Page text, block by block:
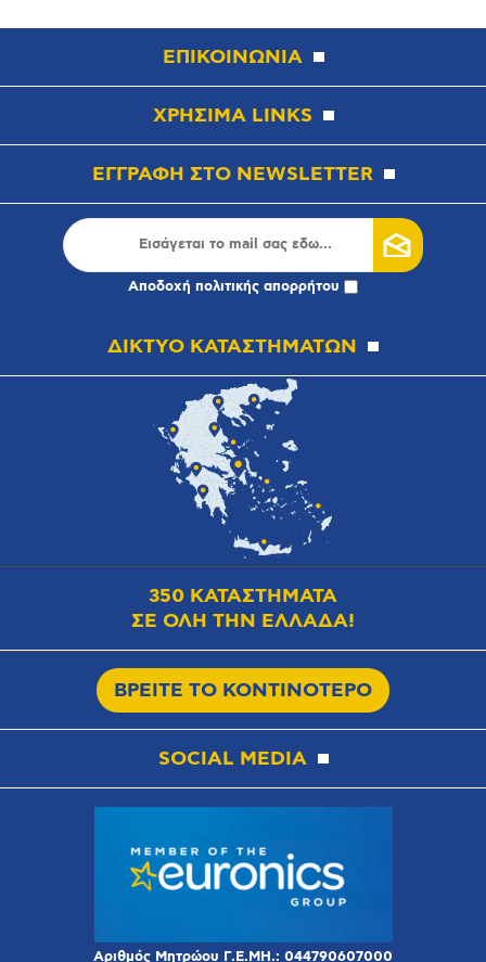
ΕΠΙΚΟΙΝΩΝΙΑ
ΧΡΗΣΙΜΑ LINKS
ΕΓΓΡΑΦΗ ΣΤΟ NEWSLETTER
Αποδοχή πολιτικής απορρήτου
ΔΙΚΤΥΟ ΚΑΤΑΣΤΗΜΑΤΩΝ
350 ΚΑΤΑΣΤΗΜΑΤΑ
ΣΕ ΟΛΗ ΤΗΝ ΕΛΛΑΔΑ!
ΒΡΕΙΤΕ ΤΟ ΚΟΝΤΙΝΟΤΕΡΟ
SOCIAL MEDIA